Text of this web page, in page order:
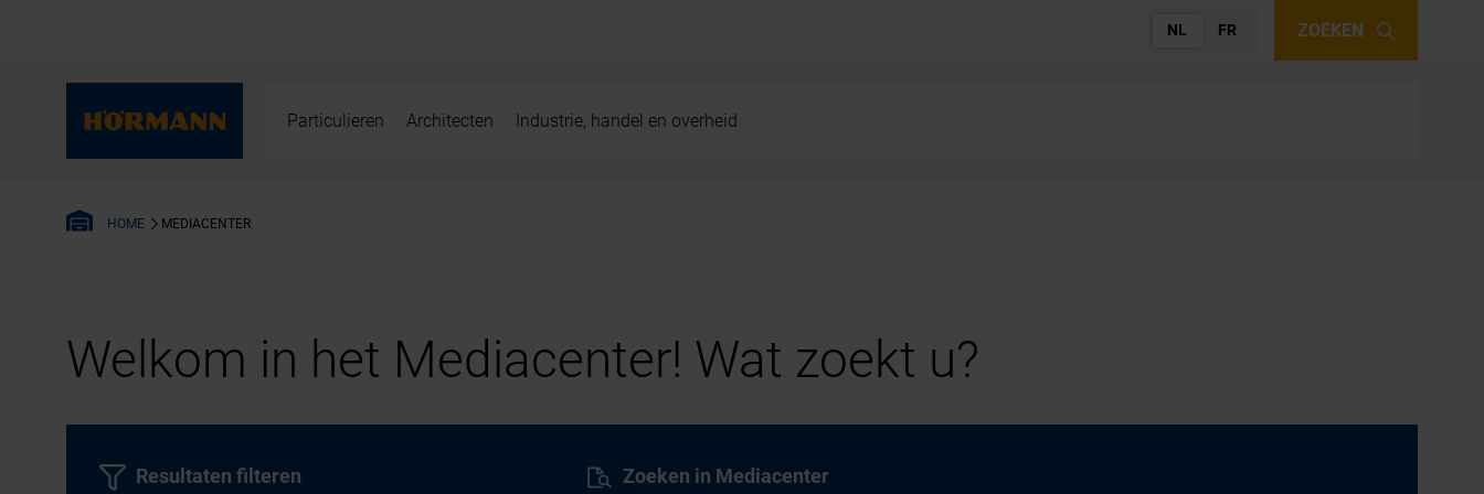
NL FR ZOEKEN
Particulieren Architecten Industrie, handel en overheid
HOME MEDIACENTER
Welkom in het Mediacenter! Wat zoekt u?
Zoeken in Mediacenter
Resultaten filteren